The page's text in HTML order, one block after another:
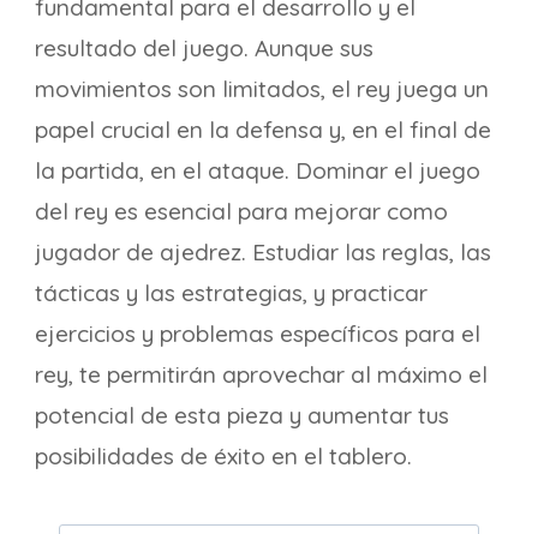
fundamental para el desarrollo y el
resultado del juego. Aunque sus
movimientos son limitados, el rey juega un
papel crucial en la defensa y, en el final de
la partida, en el ataque. Dominar el juego
del rey es esencial para mejorar como
jugador de ajedrez. Estudiar las reglas, las
tácticas y las estrategias, y practicar
ejercicios y problemas específicos para el
rey, te permitirán aprovechar al máximo el
potencial de esta pieza y aumentar tus
posibilidades de éxito en el tablero.